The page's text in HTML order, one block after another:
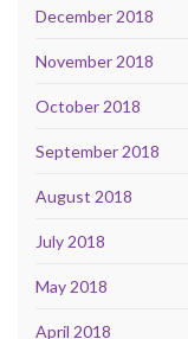
December 2018
November 2018
October 2018
September 2018
August 2018
July 2018
May 2018
April 2018